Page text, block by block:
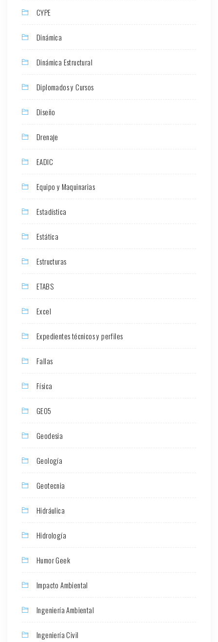
CYPE
Dinámica
Dinámica Estructural
Diplomados y Cursos
Diseño
Drenaje
EADIC
Equipo y Maquinarias
Estadística
Estática
Estructuras
ETABS
Excel
Expedientes técnicos y perfiles
Fallas
Física
GEO5
Geodesia
Geología
Geotecnia
Hidráulica
Hidrología
Humor Geek
Impacto Ambiental
Ingeniería Ambiental
Ingeniería Civil